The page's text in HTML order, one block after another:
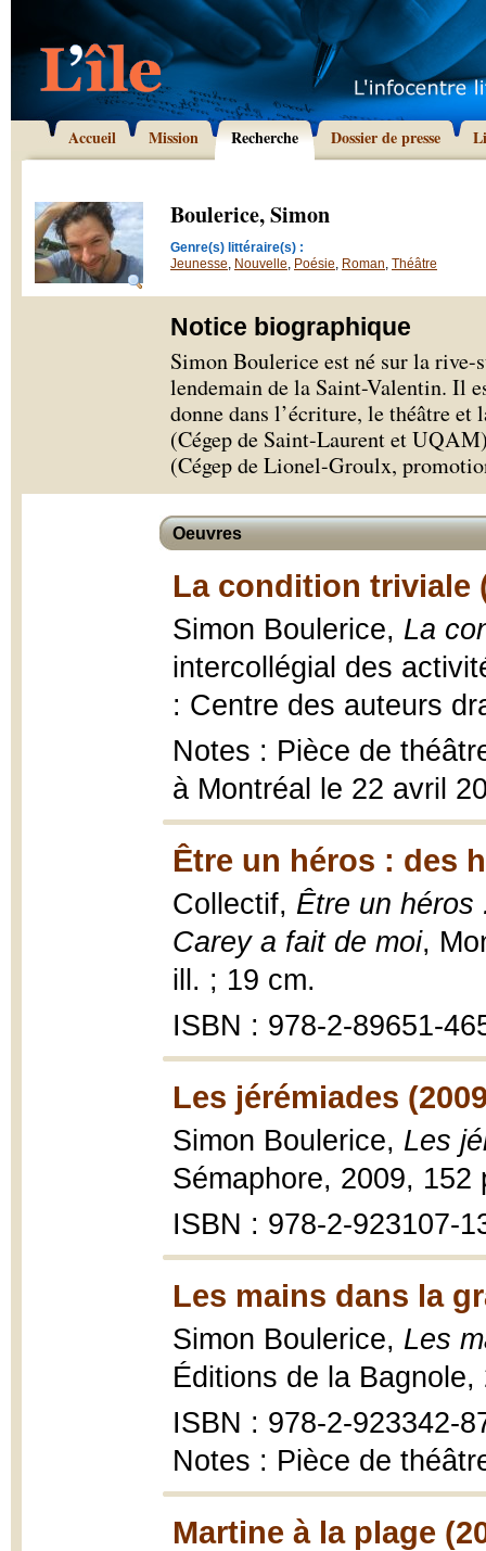
Accueil Mission Recherche Dossier de presse
Boulerice, Simon
Genre(s) littéraire(s) :
Jeunesse, Nouvelle, Poésie, Roman, Théâtre
Notice biographique
Simon Boulerice est né sur la
lendemain de la Saint-Valentin. Il
donne dans l’écriture, le théâtre
(Cégep de Saint-Laurent et
(Cégep de Lionel-Groulx,
Oeuvres
La condition triviale
Simon Boulerice, La
intercollégial des
: Centre des auteurs
Notes : Pièce de
à Montréal le 22 avril
Être un héros : des
Collectif, Être un héros
Carey a fait de moi,
ill. ; 19 cm.
ISBN : 978-2-89651-
Les jérémiades
Simon Boulerice, Les
Sémaphore, 2009, 152
ISBN : 978-2-923107-
Les mains dans la
Simon Boulerice, Les
Éditions de la Bagnole,
ISBN : 978-2-923342-
Notes : Pièce de
Martine à la plage